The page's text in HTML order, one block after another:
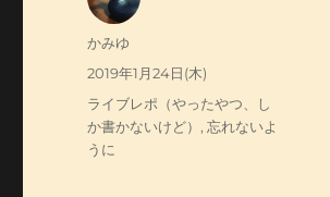
投
稿
かみゆ
投
稿
日:
2019年1月24日(木)
カ
テ
ゴ
ライブレポ（やったやつ、し
か書かないけど）,忘れないよ
うに